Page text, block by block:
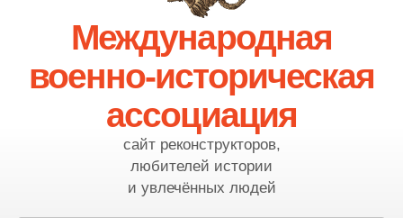
Международная
военно-историческая
ассоциация
сайт реконструкторов,
любителей истории
и увлечённых людей